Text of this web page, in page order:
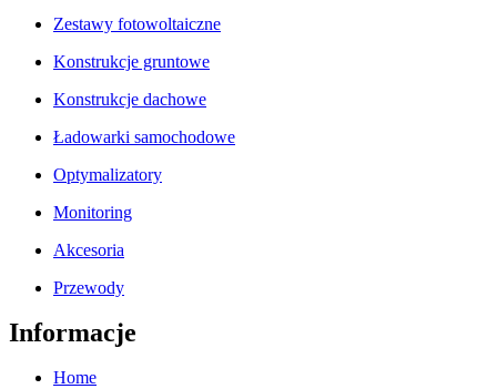
Zestawy fotowoltaiczne
Konstrukcje gruntowe
Konstrukcje dachowe
Ładowarki samochodowe
Optymalizatory
Monitoring
Akcesoria
Przewody
Informacje
Home